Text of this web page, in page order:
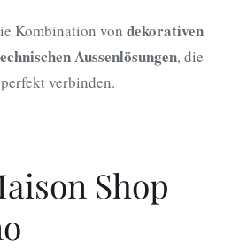
Kombination von dekorativen
Aussenlösungen, die
verbinden.
Shop